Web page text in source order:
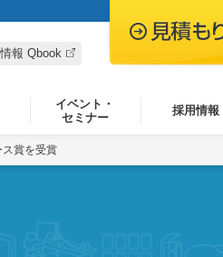
報 Qbook
イベント・
セミナー
採用情報
ス賞を受賞